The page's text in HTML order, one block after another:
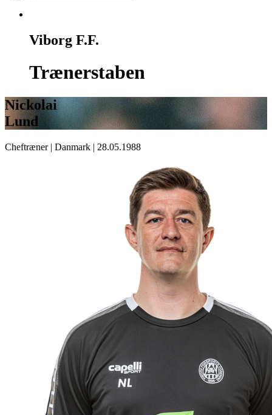
Viborg F.F.
Trænerstaben
Nickolai
Lund
Cheftræner | Danmark | 28.05.1988